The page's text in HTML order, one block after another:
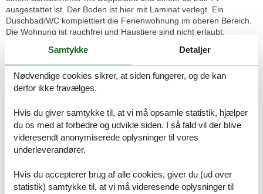
ausgestattet ist. Der Boden ist hier mit Laminat verlegt. Ein
Duschbad/WC komplettiert die Ferienwohnung im oberen Bereich.
Die Wohnung ist rauchfrei und Haustiere sind nicht erlaubt.
Während der gesamten Strandkorbsaison können Sie den
Strandkorb der Wohnungseigentümer kostenfrei nutzen
(Strandaufgang 16), sofern das Wetter es zulässt. Bitte beachten
Sie, dass der Strandkorb kein Teil des Mietvertrages ist.
In der Tiefgarage steht ein Stellplatz (Nummer 30) zur Verfügung.
Bitte beachten Sie, dass es sich um Doppelparker handelt und dass
Ihr Auto nicht länger als 5,00m, breiter als 1,90m und höher als
1,50m sein sollte. Dachboxen, Fahrradhalterungen und Antennen
müssen vor der Einfahrt abgenommen werden. Das zulässige
In Ausnahmefällen kann je nach Verfügbarkeit ein Außenstellplatz
Samtykke Detaljer
Nødvendige cookies sikrer, at siden fungerer, og de kan
derfor ikke fravælges.
Hvis du giver samtykke til, at vi må opsamle statistik, hjælper
du os med at forbedre og udvikle siden. I så fald vil der blive
videresendt anonymiserede oplysninger til vores
underleverandører.
Hvis du accepterer brug af alle cookies, giver du (ud over
statistik) samtykke til, at vi må videresende oplysninger til